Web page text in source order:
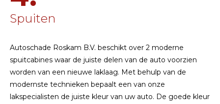
Spuiten
Autoschade Roskam B.V. beschikt over 2 moderne
spuitcabines waar de juiste delen van de auto voorzien
worden van een nieuwe laklaag. Met behulp van de
modernste technieken bepaalt een van onze
lakspecialisten de juiste kleur van uw auto. De goede kleur